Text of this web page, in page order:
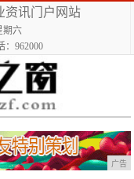
资讯门户网站
期六
：962000
广告